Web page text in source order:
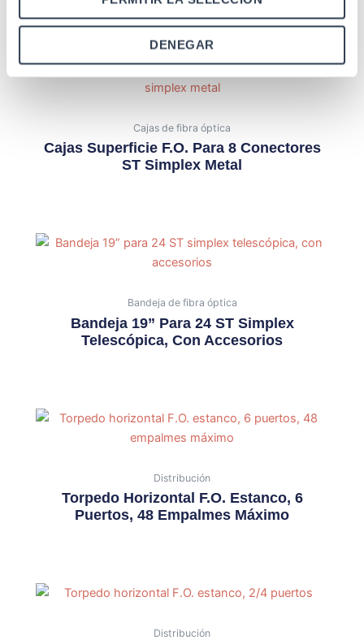
DENEGAR
Productos relacionados
Cajas de fibra óptica
Cajas Superficie F.O. Para 8 Conectores
ST Simplex Metal
Bandeja de fibra óptica
Bandeja 19” Para 24 ST Simplex
Telescópica, Con Accesorios
Distribución
Torpedo Horizontal F.O. Estanco, 6
Puertos, 48 Empalmes Máximo
Distribución